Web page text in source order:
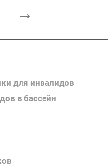
для инвалидов
в бассейн